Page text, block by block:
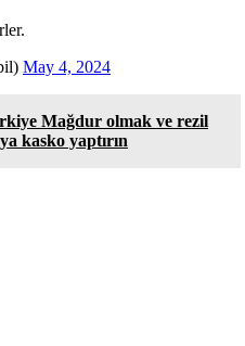
May 4, 2024
Mağdur olmak ve rezil
kasko yaptırın